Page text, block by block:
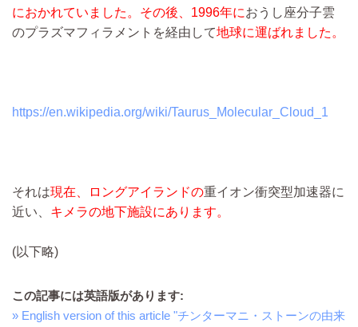
におかれていました。その後、1996年におうし座分子雲
のプラズマフィラメントを経由して地球に運ばれました。
https://en.wikipedia.org/wiki/Taurus_Molecular_Cloud_1
それは現在、ロングアイランドの重イオン衝突型加速器に
近い、 キメラの地下施設にあります。
(以下略)
この記事には英語版があります:
» English version of this article "チンターマニ・ストーンの由来